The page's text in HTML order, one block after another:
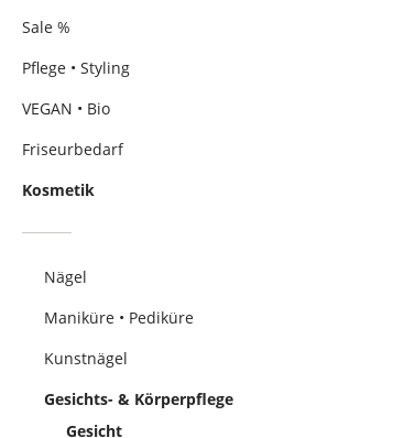
Sale %
Pflege • Styling
VEGAN • Bio
Friseurbedarf
Kosmetik
Nägel
Maniküre • Pediküre
Kunstnägel
Gesichts- & Körperpflege
Gesicht